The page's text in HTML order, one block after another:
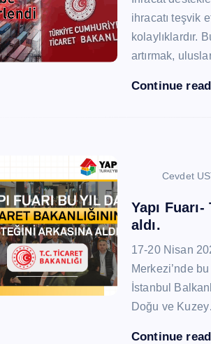
ihracatı teşvik
kolaylıklardır.
artırmak,
Continue
Cevdet
Yapı
aldı.
17-20 Nisan
Merkezi’nde
İstanbul
Doğu ve
Continue